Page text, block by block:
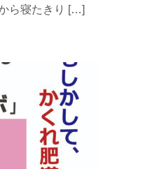
ら寝たきり […]